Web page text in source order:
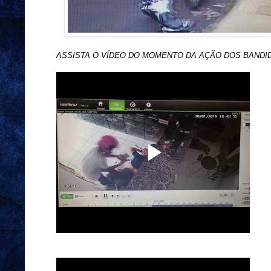
ASSISTA O VÍDEO DO MOMENTO DA AÇÃO DOS